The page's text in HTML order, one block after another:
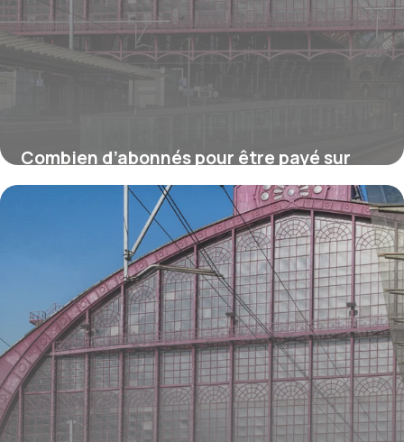
Combien d’abonnés pour être payé sur
TikTok ?